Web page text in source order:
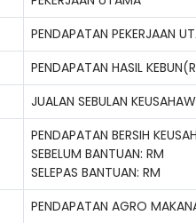
PENDAPATAN PEKERJAAN
PENDAPATAN HASIL
JUALAN SEBULAN
PENDAPATAN BERSIH
SEBELUM BANTUAN: RM
SELEPAS BANTUAN: RM
PENDAPATAN AGRO